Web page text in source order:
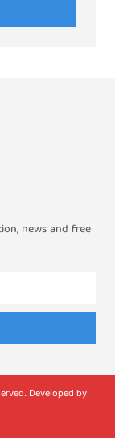
news and free
Developed by